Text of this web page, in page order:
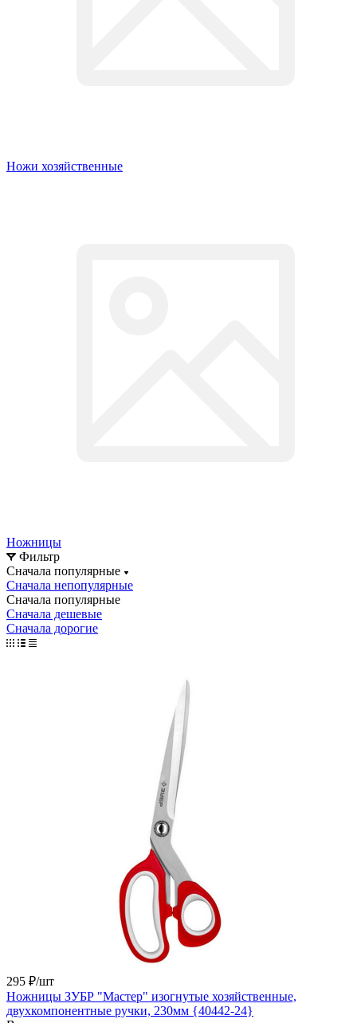
Ножи хозяйственные
Ножницы
Фильтр
Сначала популярные
Сначала непопулярные
Сначала популярные
Сначала дешевые
Сначала дорогие
295 ₽/шт
Ножницы ЗУБР "Мастер" изогнутые хозяйственные,
двухкомпонентные ручки, 230мм {40442-24}